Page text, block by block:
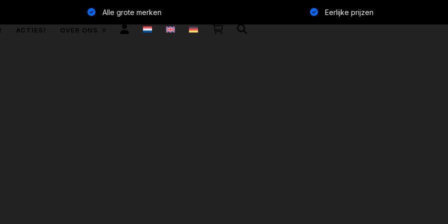
Alle grote merken Eerlijke prijzen
ACTIES! OVER ONS